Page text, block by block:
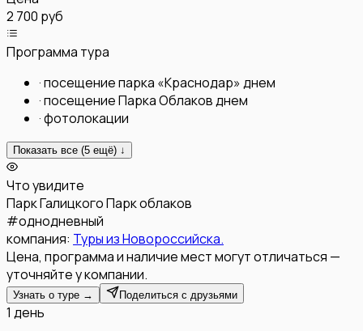
2 700 руб
Программа тура
·посещение парка «Краснодар» днем
·посещение Парка Облаков днем
·фотолокации
Показать все (5 ещё) ↓
Что увидите
Парк ГалицкогоПарк облаков
#однодневный
компания: Туры из Новороссийска.
Цена, программа и наличие мест могут отличаться —
уточняйте у компании.
Узнать о туре → Поделиться с друзьями
1 день